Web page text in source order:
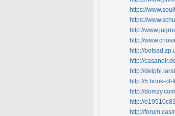
https://
https://
http://
http://
http://
http://
http://
http://5.book-
http://
http://
http://